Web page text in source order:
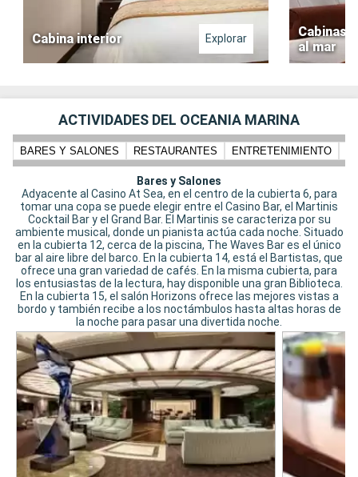
Cabina interior Explorar
Cabinas
al mar
ACTIVIDADES DEL OCEANIA MARINA
BARES Y SALONES RESTAURANTES ENTRETENIMIENTO
Bares y Salones
Adyacente al Casino At Sea, en el centro de la cubierta 6, para
tomar una copa se puede elegir entre el Casino Bar, el Martinis
Cocktail Bar y el Grand Bar. El Martinis se caracteriza por su
ambiente musical, donde un pianista actúa cada noche. Situado
en la cubierta 12, cerca de la piscina, The Waves Bar es el único
bar al aire libre del barco. En la cubierta 14, está el Bartistas, que
ofrece una gran variedad de cafés. En la misma cubierta, para
los entusiastas de la lectura, hay disponible una gran Biblioteca.
En la cubierta 15, el salón Horizons ofrece las mejores vistas a
bordo y también recibe a los noctámbulos hasta altas horas de
la noche para pasar una divertida noche.